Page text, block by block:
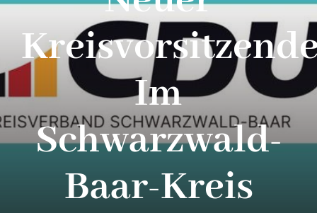
Chronik & Vorstand
TERMINE
Mitglied werden
Im
Schwarzwald-
Baar-Kreis